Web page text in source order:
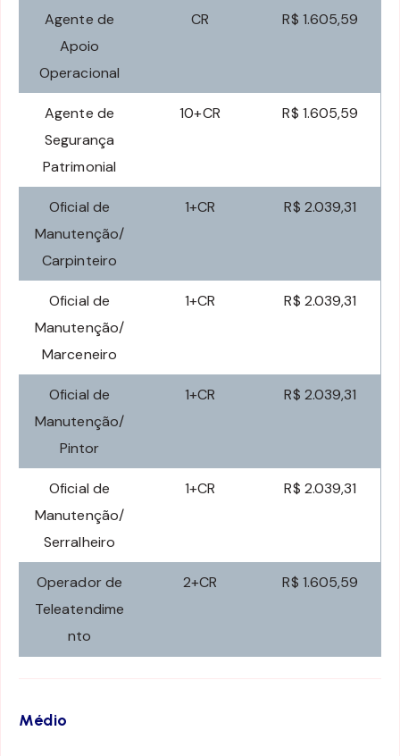
Agente de
Apoio
Operacional
CR R$ 1.605,59
Agente de
Segurança
Patrimonial
10+CR R$ 1.605,59
Oficial de
Manutenção/
Carpinteiro
1+CR R$ 2.039,31
Oficial de
Manutenção/
Marceneiro
1+CR R$ 2.039,31
Oficial de
Manutenção/
Pintor
1+CR R$ 2.039,31
Oficial de
Manutenção/
Serralheiro
1+CR R$ 2.039,31
Operador de
Teleatendime
nto
2+CR R$ 1.605,59
Médio